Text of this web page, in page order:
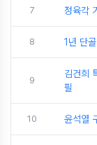
7 정육각
8 1년 단
9
김건희
필
10 윤석열